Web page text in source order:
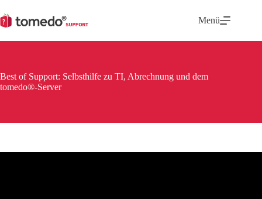
Inhalt
springen
Menü
Best of Support: Selbsthilfe zu TI, Abrechnung und dem
tomedo®-Server